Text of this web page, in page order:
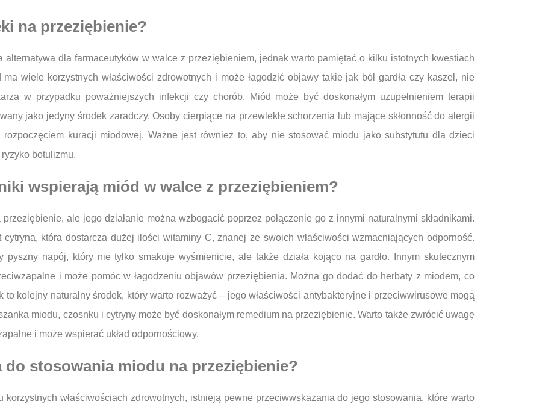
na przeziębienie?
alternatywa dla farmaceutyków w walce z przeziębieniem, jednak warto pamiętać o kilku istotnych kwestiach
wiele korzystnych właściwości zdrowotnych i może łagodzić objawy takie jak ból gardła czy kaszel, nie
w przypadku poważniejszych infekcji czy chorób. Miód może być doskonałym uzupełnieniem terapii
jako jedyny środek zaradczy. Osoby cierpiące na przewlekłe schorzenia lub mające skłonność do alergii
kuracji miodowej. Ważne jest również to, aby nie stosować miodu jako substytutu dla dzieci
botulizmu.
wspierają miód w walce z przeziębieniem?
ale jego działanie można wzbogacić poprzez połączenie go z innymi naturalnymi składnikami.
która dostarcza dużej ilości witaminy C, znanej ze swoich właściwości wzmacniających odporność.
pyszny napój, który nie tylko smakuje wyśmienicie, ale także działa kojąco na gardło. Innym skutecznym
i może pomóc w łagodzeniu objawów przeziębienia. Można go dodać do herbaty z miodem, co
kolejny naturalny środek, który warto rozważyć – jego właściwości antybakteryjne i przeciwwirusowe mogą
miodu, czosnku i cytryny może być doskonałym remedium na przeziębienie. Warto także zwrócić uwagę
i może wspierać układ odpornościowy.
do stosowania miodu na przeziębienie?
właściwościach zdrowotnych, istnieją pewne przeciwwskazania do jego stosowania, które warto